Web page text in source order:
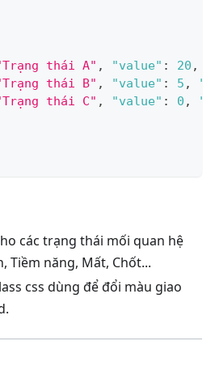
thái A" , "value" : 20 ,
thái B" , "value" : 5 ,
thái C" , "value" : 0 ,
các trạng thái mối quan hệ
Tiềm năng, Mất, Chốt...
css dùng để đổi màu giao